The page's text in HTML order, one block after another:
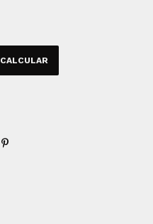
CALCULAR